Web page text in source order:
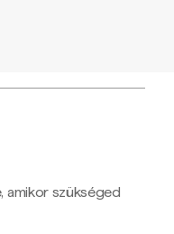
amikor szükséged